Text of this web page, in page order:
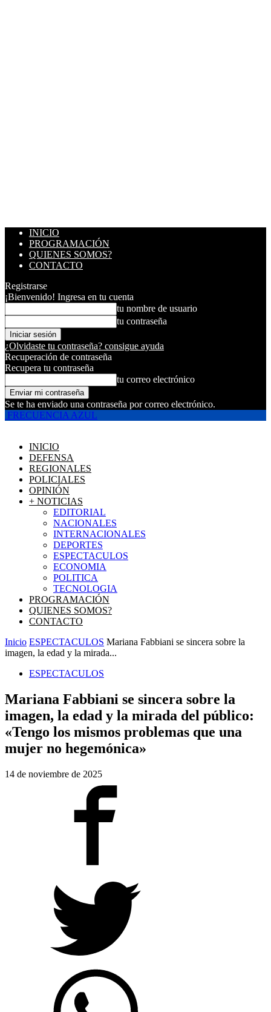
INICIO
PROGRAMACIÓN
QUIENES SOMOS?
CONTACTO
Registrarse
¡Bienvenido! Ingresa en tu cuenta
tu nombre de usuario
tu contraseña
¿Olvidaste tu contraseña? consigue ayuda
Recuperación de contraseña
Recupera tu contraseña
tu correo electrónico
Se te ha enviado una contraseña por correo electrónico.
FRECUENCIA AZUL
INICIO
DEFENSA
REGIONALES
POLICIALES
OPINIÓN
+ NOTICIAS
EDITORIAL
NACIONALES
INTERNACIONALES
DEPORTES
ESPECTACULOS
ECONOMIA
POLITICA
TECNOLOGIA
PROGRAMACIÓN
QUIENES SOMOS?
CONTACTO
Inicio ESPECTACULOS Mariana Fabbiani se sincera sobre la
imagen, la edad y la mirada...
ESPECTACULOS
Mariana Fabbiani se sincera sobre la
imagen, la edad y la mirada del público:
«Tengo los mismos problemas que una
mujer no hegemónica»
14 de noviembre de 2025